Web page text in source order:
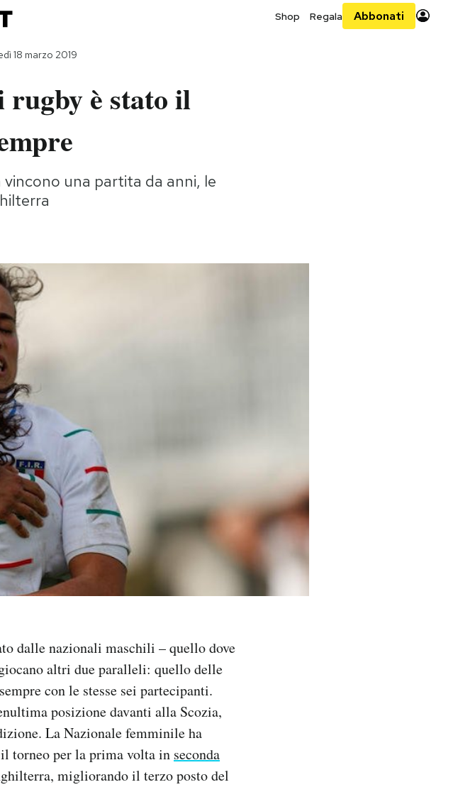
Shop Regala Abbonati
18 marzo 2019
è stato il
una partita da anni, le
dalle nazionali maschili – quello dove
altri due paralleli: quello delle
con le stesse sei partecipanti.
posizione davanti alla Scozia,
La Nazionale femminile ha
torneo per la prima volta in seconda
migliorando il terzo posto del